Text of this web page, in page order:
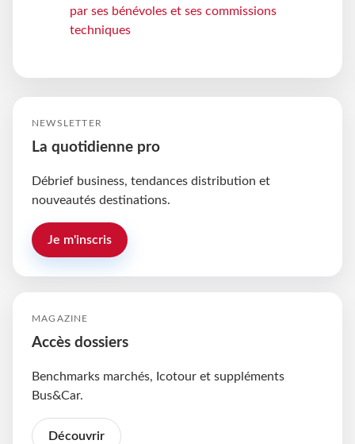
par ses bénévoles et ses commissions
techniques
NEWSLETTER
La quotidienne pro
Débrief business, tendances distribution et
nouveautés destinations.
Je m'inscris
MAGAZINE
Accès dossiers
Benchmarks marchés, Icotour et suppléments
Bus&Car.
Découvrir